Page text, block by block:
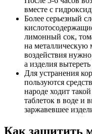
вместе с
Более серьезный
лимонный сок,
на металлическую
воздействия
а изделия
Для устранения
пользуются
народе ходит
таблеток в воде и
заржавевшее
Как защитить